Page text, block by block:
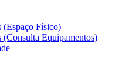
(Espaço Físico)
(Consulta Equipamentos)